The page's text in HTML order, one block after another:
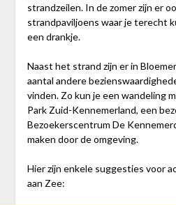
strandzeilen. In de zomer zijn er
strandpaviljoens waar je terecht
een drankje.
Naast het strand zijn er in
aantal andere
vinden. Zo kun je een wandeling
Park Zuid-Kennemerland, een
Bezoekerscentrum De
maken door de omgeving.
Hier zijn enkele suggesties voor
aan Zee: